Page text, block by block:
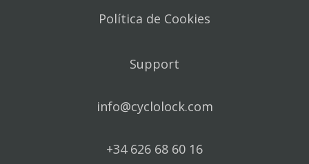
Política de Cookies
Support
info@cyclolock.com
+34 626 68 60 16